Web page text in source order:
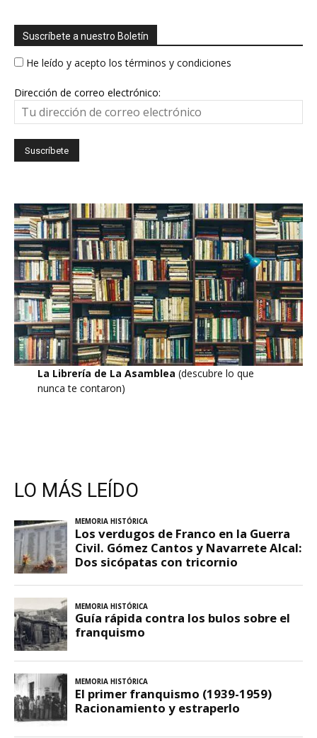
Suscríbete a nuestro Boletín
He leído y acepto los términos y condiciones
Dirección de correo electrónico:
La Librería de La Asamblea (descubre lo que
nunca te contaron)
LO MÁS LEÍDO